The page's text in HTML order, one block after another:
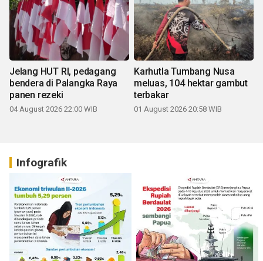
Jelang HUT RI, pedagang
bendera di Palangka Raya
panen rezeki
04 August 2026 22:00 WIB
Karhutla Tumbang Nusa
meluas, 104 hektar gambut
terbakar
01 August 2026 20:58 WIB
Infografik